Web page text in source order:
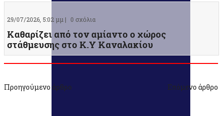
29/07/2026, 5:02 μμ | 0 σχόλια
Καθαρίζει από τον αμίαντο ο χώρος
στάθμευσης στο Κ.Υ Καναλακίου
Προηγούμενο άρθρο Επόμενο άρθρο